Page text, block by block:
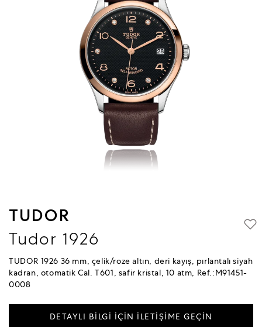
TUDOR
Tudor 1926
TUDOR 1926 36 mm, çelik/roze altın, deri kayış, pırlantalı siyah
kadran, otomatik Cal. T601, safir kristal, 10 atm, Ref.:M91451-
0008
DETAYLI BİLGİ İÇİN İLETİŞİME GEÇİN